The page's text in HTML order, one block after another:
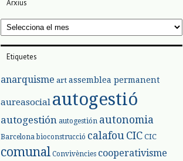
Arxius
Arxius
Etiquetes
anarquisme art assemblea permanent
aureasocial autogestió
autogestión autogestión autonomia
Barcelona bioconstrucció calafou CIC CIC
comunal Convivències cooperativisme